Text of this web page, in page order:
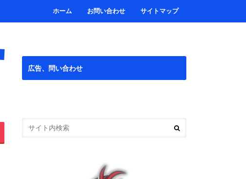
ホーム お問い合わせ サイトマップ
広告、問い合わせ